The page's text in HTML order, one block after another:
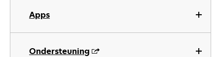
Apps
Ondersteuning